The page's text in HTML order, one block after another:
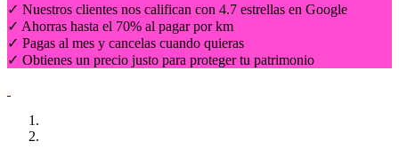
✓ Nuestros clientes nos califican con 4.7 estrellas en Google
✓ Ahorras hasta el 70% al pagar por km
✓ Pagas al mes y cancelas cuando quieras
✓ Obtienes un precio justo para proteger tu patrimonio